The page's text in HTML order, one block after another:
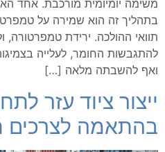
משימה יומיומית מורכבת. אחד
בתהליך זה הוא שמירה על
תוואי ההולכה. ירידת טמפרטורה,
להתגבשות החומר, לעלייה
ואף להשבתה מלאה […]
ייצור ציוד עזר
בהתאמה לצרכים